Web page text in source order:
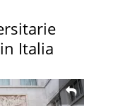
Italia